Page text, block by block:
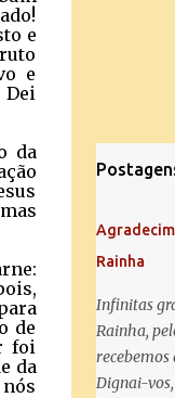
e
e
Dei
da
de
foi
da
Rainha
Infinitas
Rainha,
recebemos
Dignai-